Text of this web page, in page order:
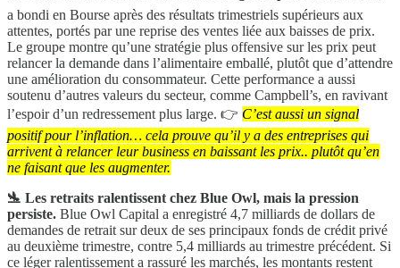
a bondi en Bourse après des résultats trimestriels supérieurs aux
attentes, portés par une reprise des ventes liée aux baisses de prix.
Le groupe montre qu’une stratégie plus offensive sur les prix peut
relancer la demande dans l’alimentaire emballé, plutôt que d’attendre
une amélioration du consommateur. Cette performance a aussi
soutenu d’autres valeurs du secteur, comme Campbell’s, en ravivant
l’espoir d’un redressement plus large. 👉 C’est aussi un signal
positif pour l’inflation… cela prouve qu’il y a des entreprises qui
arrivent à relancer leur business en baissant les prix.. plutôt qu’en
ne faisant que les augmenter.
🛬 Les retraits ralentissent chez Blue Owl, mais la pression
persiste. Blue Owl Capital a enregistré 4,7 milliards de dollars de
demandes de retrait sur deux de ses principaux fonds de crédit privé
au deuxième trimestre, contre 5,4 milliards au trimestre précédent. Si
ce léger ralentissement a rassuré les marchés, les montants restent